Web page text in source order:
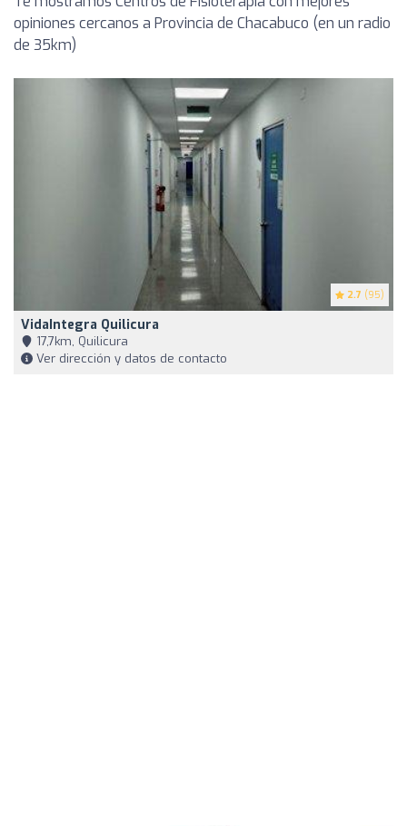
opiniones cercanos a Provincia de Chacabuco (en un radio
de 35km)
2.7 (95)
VidaIntegra Quilicura
17,7km, Quilicura
Ver dirección y datos de contacto